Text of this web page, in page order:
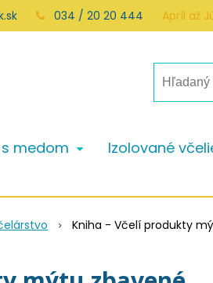
034 / 20 20 444 Apríl až
medom Izolované
Kniha - Včelí produkty